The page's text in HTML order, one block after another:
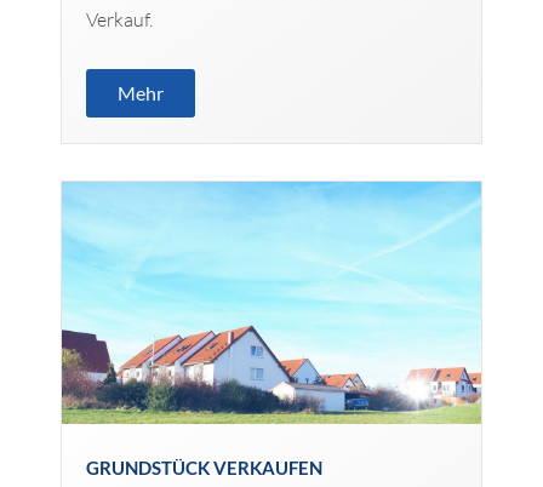
Verkauf.
Mehr
GRUNDSTÜCK VERKAUFEN